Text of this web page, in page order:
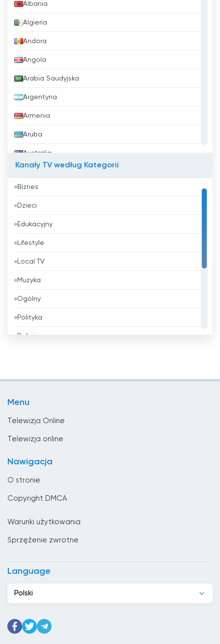
Albania
Algieria
Andora
Angola
Arabia Saudyjska
Argentyna
Armenia
Aruba
Australia
Azerbejdżan
Bahrajn
Bangladesz
Barbados
Belgia
Belize
Benin
Bhutan
Cypr
Czarnogóra
Dżibuti
Kanały TV według Kategorii
Biznes
Dzieci
Edukacyjny
Lifestyle
Local TV
Muzyka
Ogólny
Polityka
Religia
Menu
Telewizja Online
Telewizja online
Nawigacja
O stronie
Copyright DMCA
Warunki użytkowania
Sprzężenie zwrotne
Language
Polski